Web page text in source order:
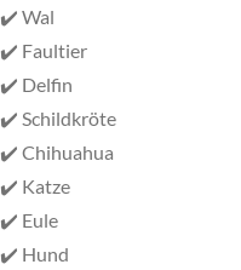
✔️ Wal
✔️ Faultier
✔️ Delfin
✔️ Schildkröte
✔️ Chihuahua
✔️ Katze
✔️ Eule
✔️ Hund